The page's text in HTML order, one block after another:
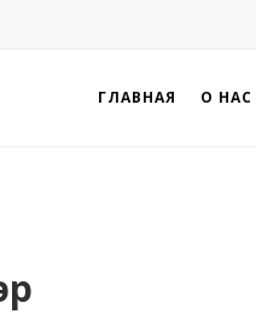
ГЛАВНАЯ О НАС